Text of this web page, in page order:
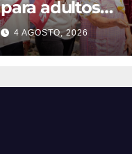
para adultos
mayores
4 AGOSTO, 2026